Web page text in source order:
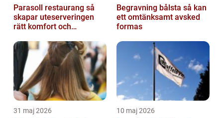
Parasoll restaurang så
skapar uteserveringen
rätt komfort och
Begravning bålsta så kan
ett omtänksamt avsked
formas
31 maj 2026 10 maj 2026